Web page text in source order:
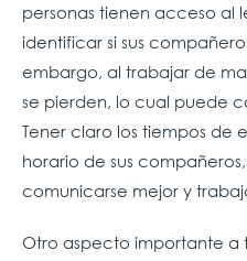
personas tienen acceso al
identificar si sus
embargo, al trabajar de
se pierden, lo cual puede
Tener claro los tiempos de
horario de sus
comunicarse mejor y
Otro aspecto importante a